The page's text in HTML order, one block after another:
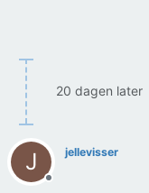
20 dagen later
J
Offline
jellevisser